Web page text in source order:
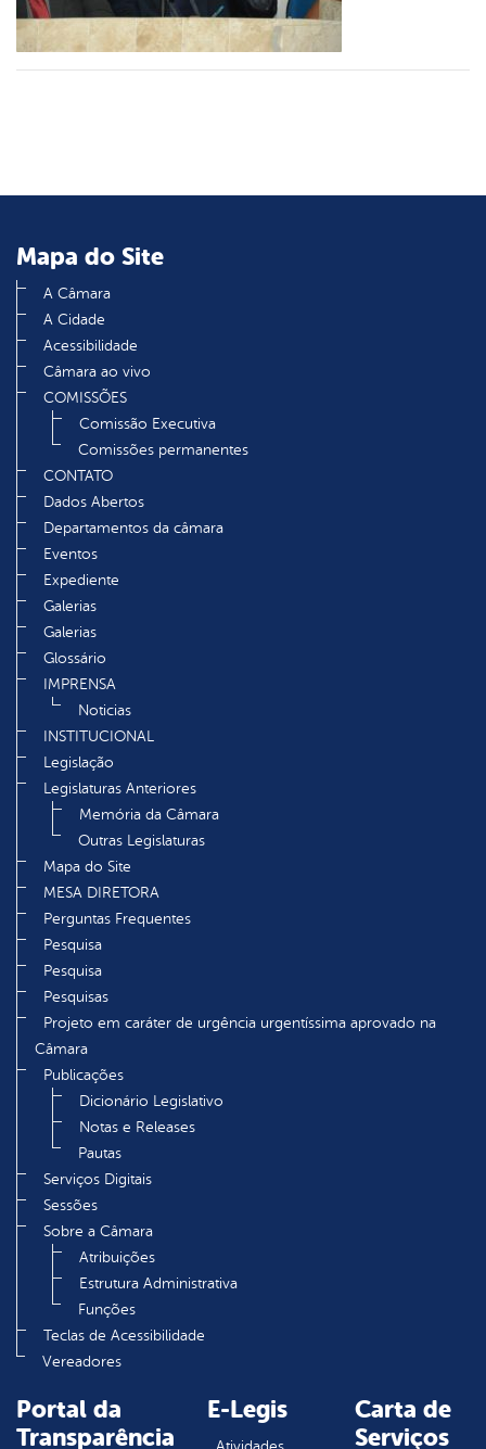
Mapa do Site
A Câmara
A Cidade
Acessibilidade
Câmara ao vivo
COMISSÕES
Comissão Executiva
Comissões permanentes
CONTATO
Dados Abertos
Departamentos da câmara
Eventos
Expediente
Galerias
Galerias
Glossário
IMPRENSA
Noticias
INSTITUCIONAL
Legislação
Legislaturas Anteriores
Memória da Câmara
Outras Legislaturas
Mapa do Site
MESA DIRETORA
Perguntas Frequentes
Pesquisa
Pesquisa
Pesquisas
Projeto em caráter de urgência urgentíssima aprovado na
Câmara
Publicações
Dicionário Legislativo
Notas e Releases
Pautas
Serviços Digitais
Sessões
Sobre a Câmara
Atribuições
Estrutura Administrativa
Funções
Teclas de Acessibilidade
Vereadores
Portal da
Transparência
E-Legis
Carta de
Serviços